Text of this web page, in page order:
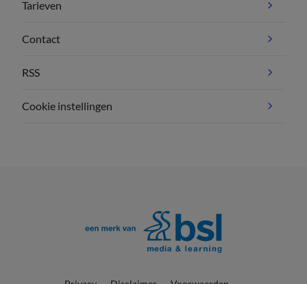
Tarieven
Contact
RSS
Cookie instellingen